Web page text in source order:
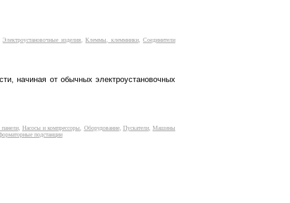
,Электроустановочные изделия ,Клеммы, клеммники,Соединители
начиная от обычных электроустановочных
, Насосы и компрессоры, Оборудование, Пускатели, Машины
подстанции